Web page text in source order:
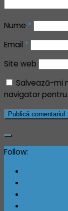
Nume *
Email *
Site web
Salvează-mi
navigator
Follow: